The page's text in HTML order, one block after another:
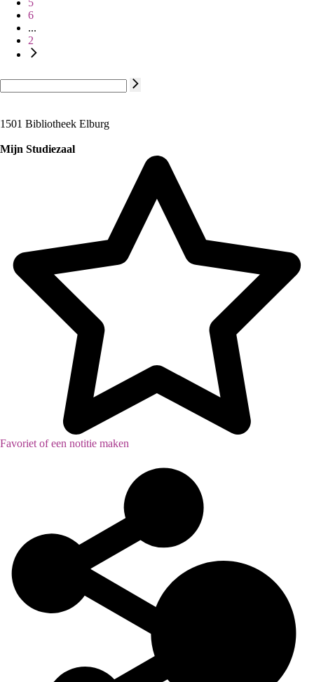
5
6
...
2
1501 Bibliotheek Elburg
Mijn Studiezaal
Favoriet of een notitie maken